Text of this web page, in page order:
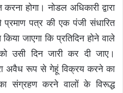
होगा। नोडल अधिकारी द्वारा
प्रमाण पत्र की एक पंजी संधारित
जाएगा कि प्रतिदिन होने वाले
उसी दिन जारी कर दी जाए।
अवैध रूप से गेहूं विक्रय करने का
संग्रहण करने वालों के विरूद्ध